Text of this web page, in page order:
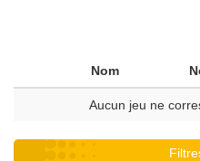
Nom
Aucun jeu ne